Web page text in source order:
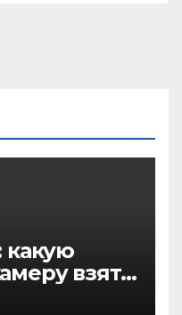
взять